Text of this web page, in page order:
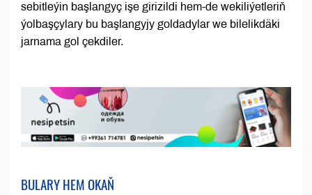
sebitleýin başlangyç işe girizildi hem-de wekiliýetleriň
ýolbaşçylary bu başlangyjy goldadylar we bilelikdäki
jarnama gol çekdiler.
BULARY HEM OKAŇ